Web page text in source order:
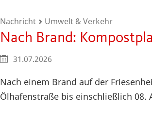
Nachricht Umwelt & Verkehr
Nach Brand:
31.07.2026
Nach einem Brand auf der
Ölhafenstraße bis einschließlich 08.